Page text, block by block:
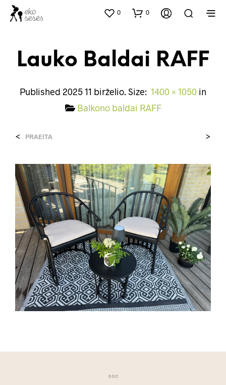
0 0
Lauko Baldai RAFF
Published 2025 11 birželio. Size: 1400 × 1050 in
Balkono baldai RAFF
< PRAEITA >